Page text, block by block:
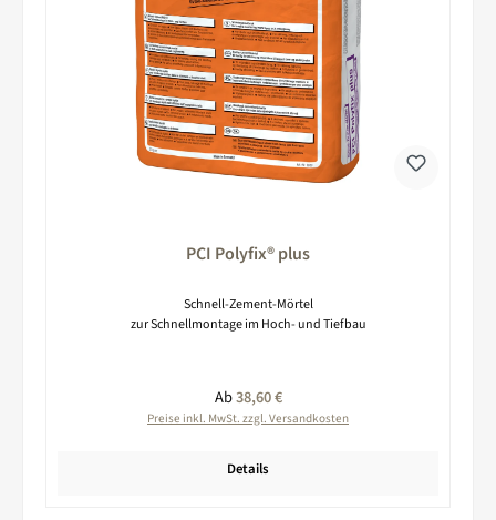
PCI Polyfix® plus
Schnell-Zement-Mörtel
zur Schnellmontage im Hoch- und Tiefbau
Regulärer Preis:
Ab38,60 €
Preise inkl. MwSt. zzgl. Versandkosten
Details